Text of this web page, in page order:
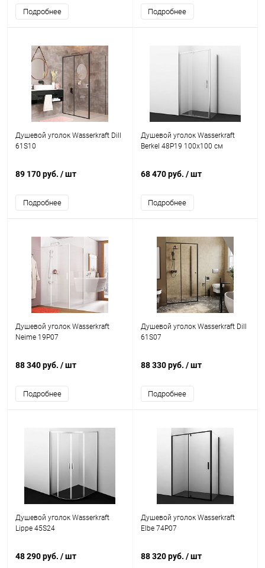
Подробнее Подробнее
Душевой уголок Wasserkraft Dill
61S10
89 170 руб. / шт
Подробнее
Душевой уголок Wasserkraft
Berkel 48P19 100x100 см
68 470 руб. / шт
Подробнее
Душевой уголок Wasserkraft
Neime 19P07
88 340 руб. / шт
Подробнее
Душевой уголок Wasserkraft Dill
61S07
88 330 руб. / шт
Подробнее
Душевой уголок Wasserkraft
Lippe 45S24
48 290 руб. / шт
Душевой уголок Wasserkraft
Elbe 74P07
88 320 руб. / шт